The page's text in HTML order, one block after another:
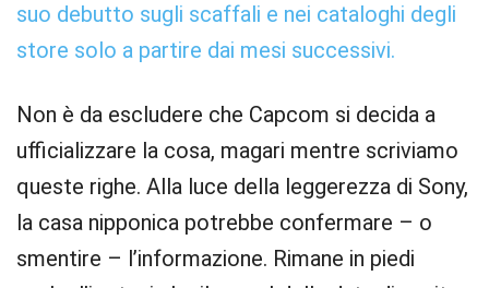
suo debutto sugli scaffali e nei cataloghi degli
store solo a partire dai mesi successivi.
Non è da escludere che Capcom si decida a
ufficializzare la cosa, magari mentre scriviamo
queste righe. Alla luce della leggerezza di Sony,
la casa nipponica potrebbe confermare – o
smentire – l’informazione. Rimane in piedi